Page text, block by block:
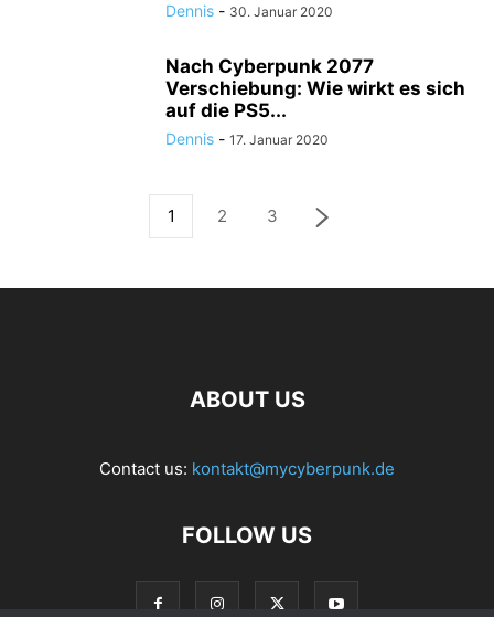
Dennis - 30. Januar 2020
Nach Cyberpunk 2077
Verschiebung: Wie wirkt es sich
auf die PS5...
Dennis - 17. Januar 2020
1 2 3
ABOUT US
Contact us: kontakt@mycyberpunk.de
FOLLOW US